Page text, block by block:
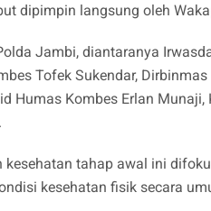
dipimpin langsung oleh
Jambi, diantaranya
Tofek Sukendar,
Humas Kombes Erlan
kesehatan tahap awal ini
kesehatan fisik secara